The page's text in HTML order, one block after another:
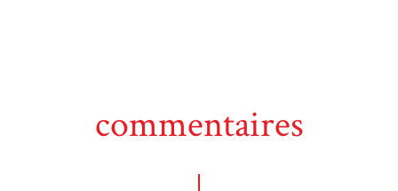
commentaires